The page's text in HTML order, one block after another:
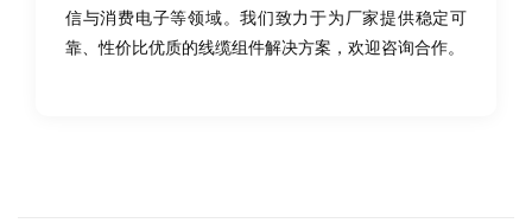
信与消费电子等领域。我们致力于为厂家提供稳定可
靠、性价比优质的线缆组件解决方案，欢迎咨询合作。